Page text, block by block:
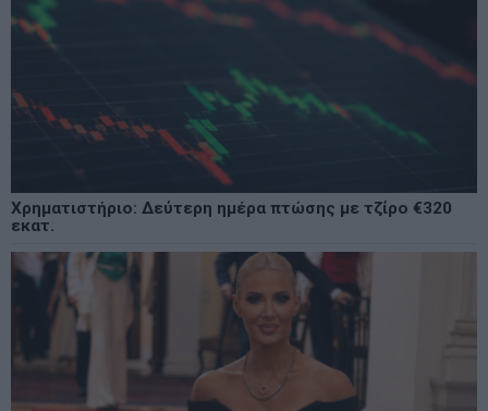
Χρηματιστήριο: Δεύτερη ημέρα πτώσης με τζίρο €320
εκατ.